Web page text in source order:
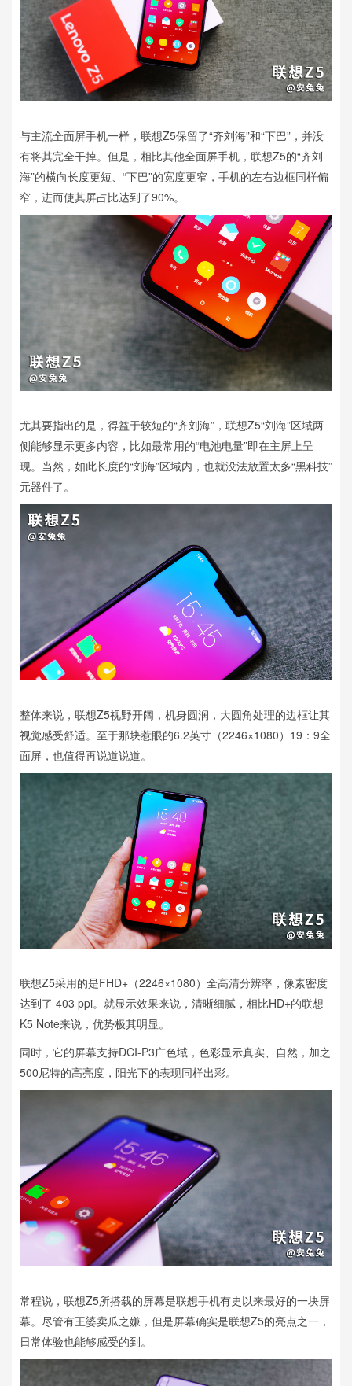
与主流全面屏手机一样，联想Z5保留了“齐刘海”和“下巴”，并没
有将其完全干掉。但是，相比其他全面屏手机，联想Z5的“齐刘
海”的横向长度更短、“下巴”的宽度更窄，手机的左右边框同样偏
窄，进而使其屏占比达到了90%。
尤其要指出的是，得益于较短的“齐刘海”，联想Z5“刘海”区域两
侧能够显示更多内容，比如最常用的“电池电量”即在主屏上呈
现。当然，如此长度的“刘海”区域内，也就没法放置太多“黑科技”
元器件了。
整体来说，联想Z5视野开阔，机身圆润，大圆角处理的边框让其
视觉感受舒适。至于那块惹眼的6.2英寸（2246×1080）19：9全
面屏，也值得再说道说道。
联想Z5采用的是FHD+（2246×1080）全高清分辨率，像素密度
达到了 403 ppi。就显示效果来说，清晰细腻，相比HD+的联想
K5 Note来说，优势极其明显。
同时，它的屏幕支持DCI-P3广色域，色彩显示真实、自然，加之
500尼特的高亮度，阳光下的表现同样出彩。
常程说，联想Z5所搭载的屏幕是联想手机有史以来最好的一块屏
幕。尽管有王婆卖瓜之嫌，但是屏幕确实是联想Z5的亮点之一，
日常体验也能够感受的到。